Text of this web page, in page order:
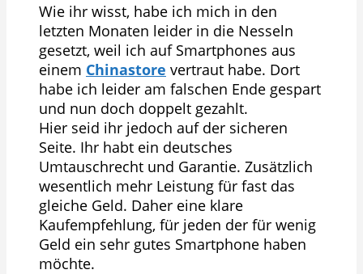
Wie ihr wisst, habe ich mich in den
letzten Monaten leider in die Nesseln
gesetzt, weil ich auf Smartphones aus
einem Chinastore vertraut habe. Dort
habe ich leider am falschen Ende gespart
und nun doch doppelt gezahlt.
Hier seid ihr jedoch auf der sicheren
Seite. Ihr habt ein deutsches
Umtauschrecht und Garantie. Zusätzlich
wesentlich mehr Leistung für fast das
gleiche Geld. Daher eine klare
Kaufempfehlung, für jeden der für wenig
Geld ein sehr gutes Smartphone haben
möchte.